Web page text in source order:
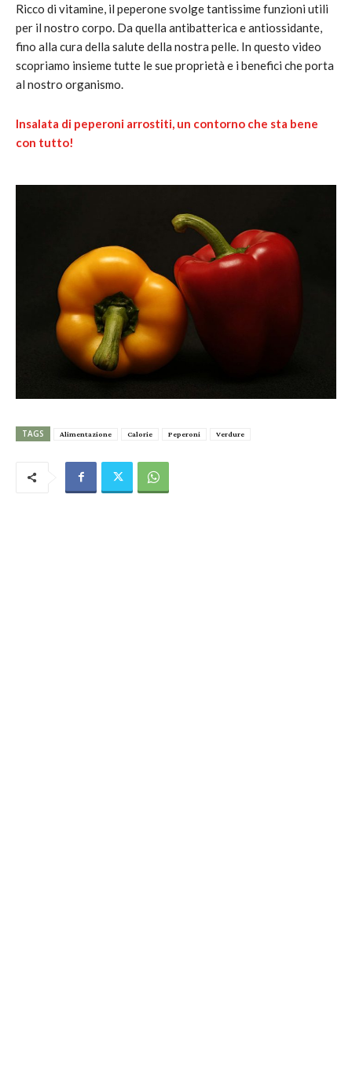
Ricco di vitamine, il peperone svolge tantissime funzioni utili
per il nostro corpo. Da quella antibatterica e antiossidante,
fino alla cura della salute della nostra pelle. In questo video
scopriamo insieme tutte le sue proprietà e i benefici che porta
al nostro organismo.
Insalata di peperoni arrostiti, un contorno che sta bene
con tutto!
TAGS Alimentazione Calorie Peperoni Verdure